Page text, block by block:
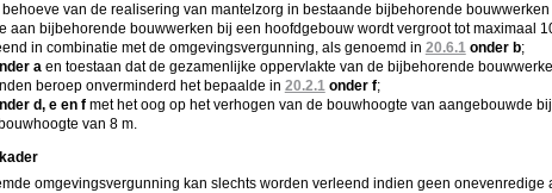
behoeve van de realisering van mantelzorg in bestaande bijbehorende
aan bijbehorende bouwwerken bij een hoofdgebouw wordt vergroot tot maximaal
in combinatie met de omgevingsvergunning, als genoemd in 20.6.1onder b;
aen toestaan dat de gezamenlijke oppervlakte van de bijbehorende
beroep onverminderd het bepaalde in 20.2.1onder f;
d, e en f met het oog op het verhogen van de bouwhoogte van aangebouwde
van 8 m.
omgevingsvergunning kan slechts worden verleend indien geen onevenredige